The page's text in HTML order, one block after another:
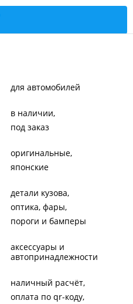
для автомобилей
в наличии
под заказ
оригинальные
японские
детали кузова
оптика, фары
пороги и бамперы
аксессуары и
автопринадлежности
наличный расчёт
оплата по qr-коду